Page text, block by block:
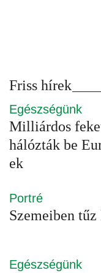
Friss hírek
Egészségünk
Milliárdos
hálózták be
ek
Portré
Szemeiben
Egészségünk